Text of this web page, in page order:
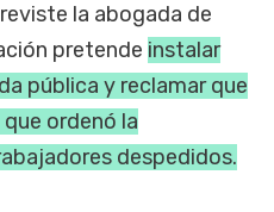
la abogada de
pretende instalar
pública y reclamar que
ordenó la
despedidos.